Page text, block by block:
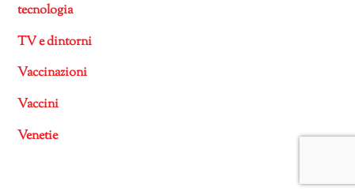
tecnologia
TV e dintorni
Vaccinazioni
Vaccini
Venetie